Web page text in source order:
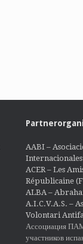
AABI –
ACER – Les
Républicaine
ALBA –
A.I.C.V.A.S. –
Volontari
Ассоциация
участников